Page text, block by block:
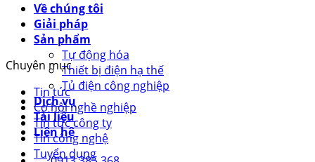
Về chúng tôi
Giải pháp
Sản phẩm
Tự động hóa
Thiết bị điện hạ thế
Tủ điện công nghiệp
Dịch vụ
Tài liệu
Liên hệ
Chuyên mục
Tin tức
Cơ hội nghề nghiệp
Tin tức công ty
Tin công nghệ
Tuyển dụng